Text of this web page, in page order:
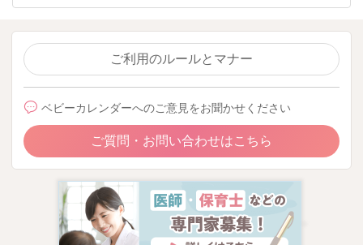
ご利用のルールとマナー
ベビーカレンダーへのご意見をお聞かせください
ご質問・お問い合わせはこちら